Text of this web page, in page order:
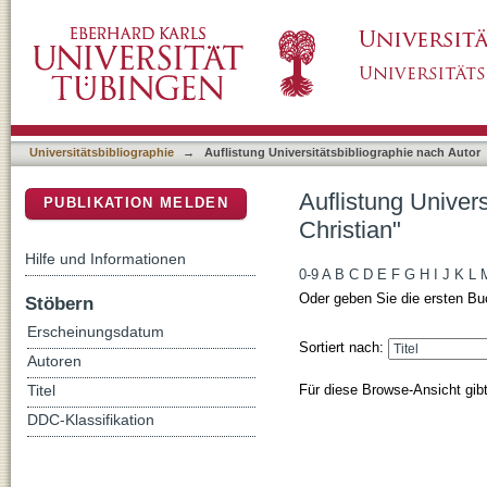
Universitätsbibliographie → Auflistung Universitätsbibliographie nach Autor
Auflistung
Christian"
0-9 A B C D E F G H J K L
Oder geben Sie die ersten
Sortiert nach:
Für diese Browse-Ansicht
PUBLIKATION MELDEN
Hilfe und Informationen
Stöbern
Erscheinungsdatum
Autoren
Titel
DDC-Klassifikation